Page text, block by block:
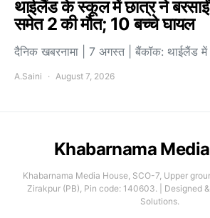
थाईलैंड के स्कूल में छात्र ने बरसाईं
समेत 2 की मौत; 10 बच्चे घायल
दैनिक खबरनामा | 7 अगस्त | बैंकॉक: थाईलैंड
A.Saini August 7, 2026
Khabarnama
Khabarnama Media House, SCO-7, Upper
Zirakpur (PB), Pin code: 140603. | Designed
Solutions.